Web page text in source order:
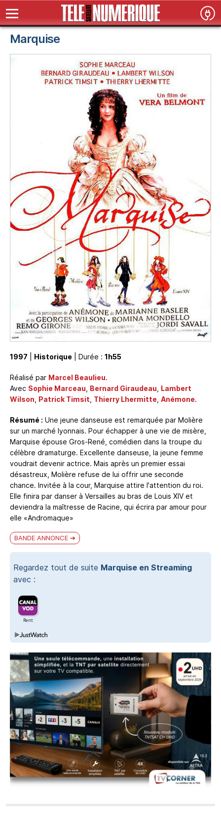
Marquise
1997 Historique | Durée : 1h55
Réalisé par Marcel Beaulieu.
Avec Sophie Marceau Bernard Giraudeau Lambert
Wilson Patrick Timsit Thierry Lhermitte Anémone.
Résumé : Une jeune danseuse est remarquée par Molière
sur un marché lyonnais. Pour échapper à une vie de misère,
Marquise épouse Gros-René, comédien dans la troupe du
célèbre dramaturge. Excellente danseuse, la jeune femme
voudrait devenir actrice. Mais après un premier essai
désastreux, Molière refuse de lui offrir une seconde
chance. Invitée à la cour, Marquise attire l'attention du roi.
Elle finira par danser à Versailles au bras de Louis XIV et
deviendra la maîtresse de Racine, qui écrira par amour pour
elle «Andromaque»
BANDE ANNONCE
Regardez tout de suite Marquise en Streaming
avec :